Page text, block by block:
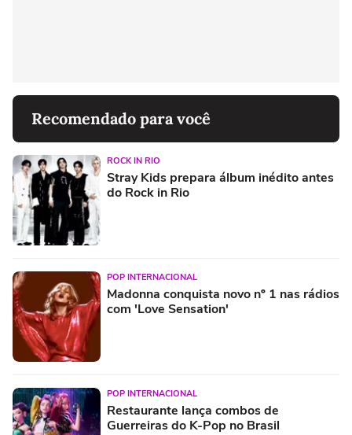
Recomendado para você
ROCK IN RIO
Stray Kids prepara álbum inédito antes
do Rock in Rio
POP INTERNACIONAL
Madonna conquista novo nº 1 nas rádios
com 'Love Sensation'
POP INTERNACIONAL
Restaurante lança combos de
Guerreiras do K-Pop no Brasil